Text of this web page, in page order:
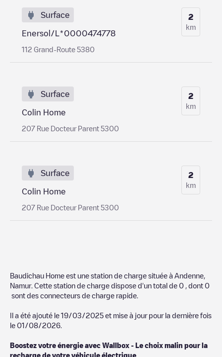
Surface
Enersol/L*0000474778
112 Grand-Route 5380
2
km
Surface
Colin Home
207 Rue Docteur Parent 5300
2
km
Surface
Colin Home
207 Rue Docteur Parent 5300
2
km
Baudichau Home est une station de charge située à Andenne
Namur. Cette station de charge dispose d'un total de 0 , dont 0
sont des connecteurs de charge rapide.
Il a été ajouté le 19/03/2025 et mise à jour pour la dernière fois
le 01/08/2026
Boostez votre énergie avec Wallbox - Le choix malin pour la
recharge de votre véhicule électrique